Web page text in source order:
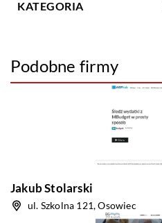
KATEGORIA
Podobne firmy
Jakub Stolarski
ul. Szkolna 121, Osowiec